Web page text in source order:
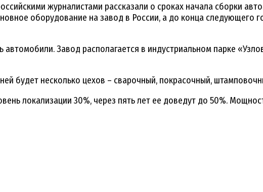
журналистами рассказали о сроках начала сборки
оборудование на завод в России, а до конца следующего
Завод располагается в индустриальном парке
будет несколько цехов – сварочный, покрасочный,
локализации 30%, через пять лет ее доведут до 50%.